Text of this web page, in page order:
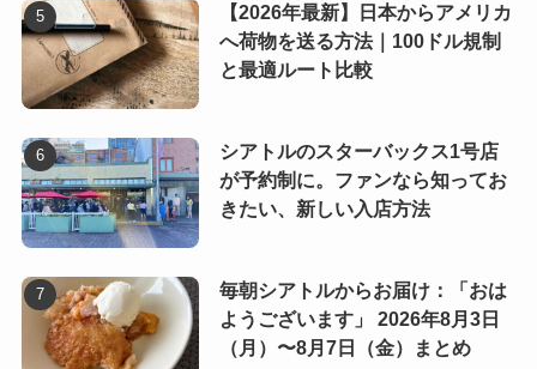
【2026年最新】日本からアメリカ
へ荷物を送る方法｜100ドル規制
と最適ルート比較
シアトルのスターバックス1号店
が予約制に。ファンなら知ってお
きたい、新しい入店方法
毎朝シアトルからお届け：「おは
ようございます」 2026年8月3日
（月）〜8月7日（金）まとめ